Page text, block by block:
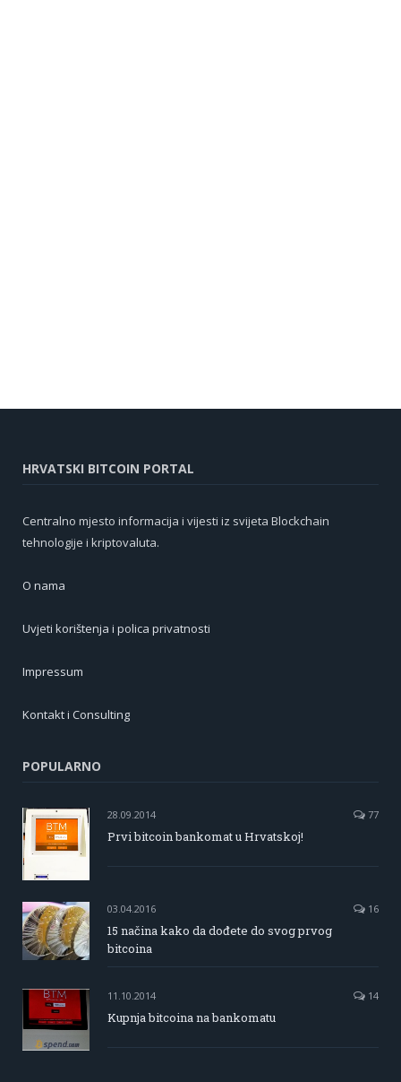
HRVATSKI BITCOIN PORTAL
Centralno mjesto informacija i vijesti iz svijeta Blockchain
tehnologije i kriptovaluta.
O nama
Uvjeti korištenja i polica privatnosti
Impressum
Kontakt i Consulting
POPULARNO
28.09.2014 77
Prvi bitcoin bankomat u Hrvatskoj!
03.04.2016 16
15 načina kako da dođete do svog prvog
bitcoina
11.10.2014 14
Kupnja bitcoina na bankomatu